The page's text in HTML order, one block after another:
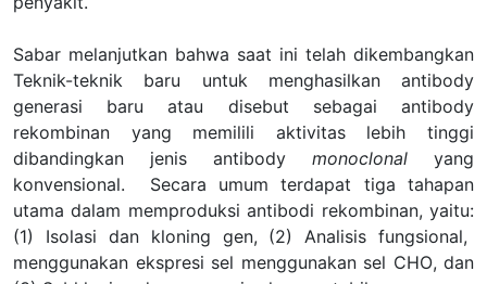
Sabar melanjutkan bahwa saat ini telah dikembangkan
Teknik-teknik baru untuk menghasilkan antibody
generasi baru atau disebut sebagai antibody
rekombinan yang memilili aktivitas lebih tinggi
dibandingkan jenis antibody monoclonal yang
konvensional.
Secara umum terdapat tigatahapan
utama dalam memproduksi antibodi rekombinan, yaitu:
(1) Isolasi dan kloning gen, (2) Analisis fungsional,
menggunakan ekspresi sel menggunakan sel CHO, dan